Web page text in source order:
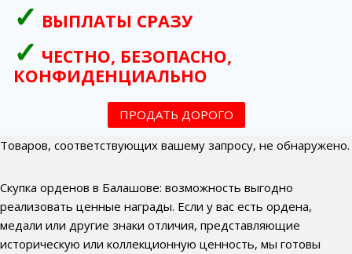
ВЫПЛАТЫ СРАЗУ
ЧЕСТНО, БЕЗОПАСНО,
КОНФИДЕНЦИАЛЬНО
ПРОДАТЬ ДОРОГО
Товаров, соответствующих вашему запросу, не обнаружено.
Скупка орденов в Балашове: возможность выгодно
реализовать ценные награды. Если у вас есть ордена,
медали или другие знаки отличия, представляющие
историческую или коллекционную ценность, мы готовы